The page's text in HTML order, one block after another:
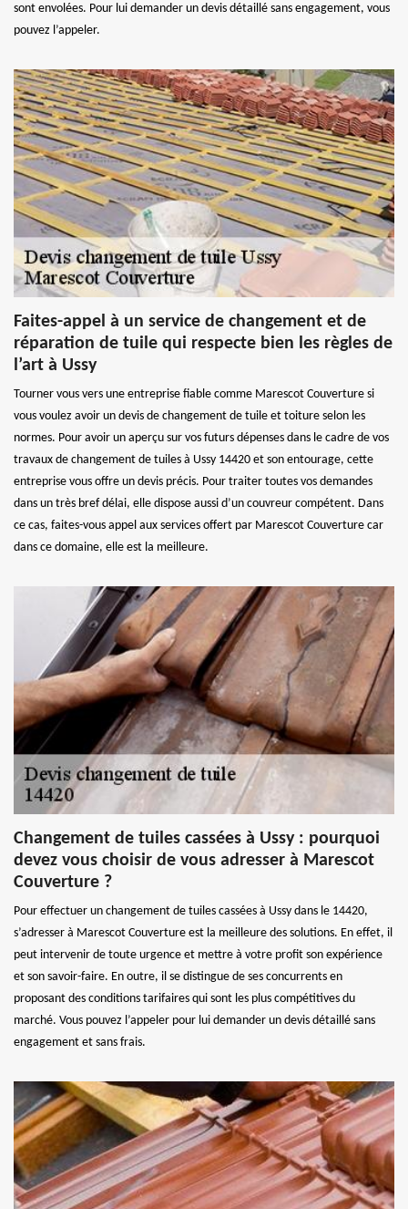
sont envolées. Pour lui demander un devis détaillé sans engagement, vous
pouvez l’appeler.
Faites-appel à un service de changement et de
réparation de tuile qui respecte bien les règles de
l’art à Ussy
Tourner vous vers une entreprise fiable comme Marescot Couverture si
vous voulez avoir un devis de changement de tuile et toiture selon les
normes. Pour avoir un aperçu sur vos futurs dépenses dans le cadre de vos
travaux de changement de tuiles à Ussy 14420 et son entourage, cette
entreprise vous offre un devis précis. Pour traiter toutes vos demandes
dans un très bref délai, elle dispose aussi d’un couvreur compétent. Dans
ce cas, faites-vous appel aux services offert par Marescot Couverture car
dans ce domaine, elle est la meilleure.
Changement de tuiles cassées à Ussy : pourquoi
devez vous choisir de vous adresser à Marescot
Couverture ?
Pour effectuer un changement de tuiles cassées à Ussy dans le 14420,
s’adresser à Marescot Couverture est la meilleure des solutions. En effet, il
peut intervenir de toute urgence et mettre à votre profit son expérience
et son savoir-faire. En outre, il se distingue de ses concurrents en
proposant des conditions tarifaires qui sont les plus compétitives du
marché. Vous pouvez l’appeler pour lui demander un devis détaillé sans
engagement et sans frais.